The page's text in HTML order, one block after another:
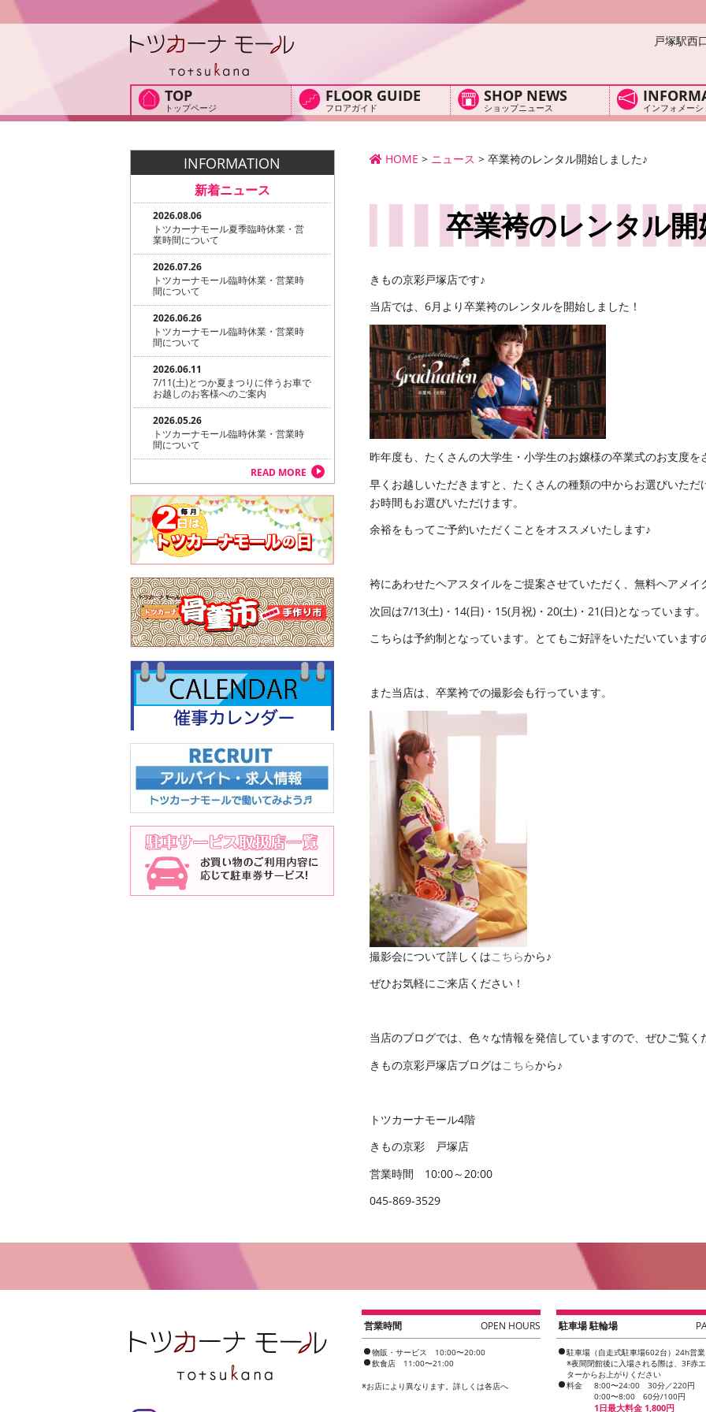
戸塚駅西
TOP
トップページ
FLOOR GUIDE
フロアガイド
SHOP NEWS
ショップニュース インフォメーシ
HOME > ニュース > 卒業袴のレンタル開始しました♪
卒業袴のレンタル
きもの京彩戸塚店です♪
当店では、6月より卒業袴のレンタルを開始しました！
昨年度も、たくさんの大学生・小学生のお嬢様の卒業式のお支度を
早くお越しいただきますと、たくさんの種類の中からお選びいた
お時間もお選びいただけます。
余裕をもってご予約いただくことをオススメいたします♪
袴にあわせたヘアスタイルをご提案させていただく、無料ヘアメ
次回は7/13(土)・14(日)・15(月祝)・20(土)・21(日)となっています。
こちらは予約制となっています。とてもご好評をいただいていま
また当店は、卒業袴での撮影会も行っています。
撮影会について詳しくはこちらから♪
ぜひお気軽にご来店ください！
当店のブログでは、色々な情報を発信していますので、ぜひご覧く
きもの京彩戸塚店ブログはこちらから♪
トツカーナモール4階
きもの京彩 戸塚店
営業時間 10:00～20:00
045-869-3529
INFORMATION
新着ニュース
2026.08.06
トツカーナモール夏季臨時休業・営
業時間について
2026.07.26
トツカーナモール臨時休業・営業時
間について
2026.06.26
トツカーナモール臨時休業・営業時
間について
2026.06.11
7/11(土)とつか夏まつりに伴うお車で
お越しのお客様へのご案内
2026.05.26
トツカーナモール臨時休業・営業時
間について
READ MORE
営業時間 OPEN HOURS
物販・サービス 10:00〜20:00
飲食店 11:00〜21:00
※お店により異なります。詳しくは各店へ
駐車場 駐輪場
駐車場（自走式駐車場602台）24h営業
※夜間閉館後に入場される際は、3F赤
ターからお上がりください
料金
8:00〜24:00 30分／220円
0:00〜8:00 60分/100円
1日最大料金 1,800円